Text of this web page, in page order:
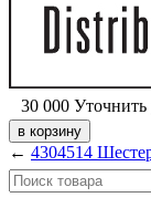
30 000 Уточнить
← 4304514